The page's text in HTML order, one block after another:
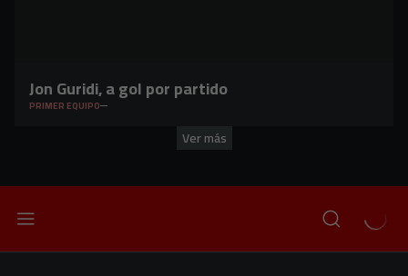
Jon Guridi, a gol por partido
PRIMER EQUIPO
Ver más